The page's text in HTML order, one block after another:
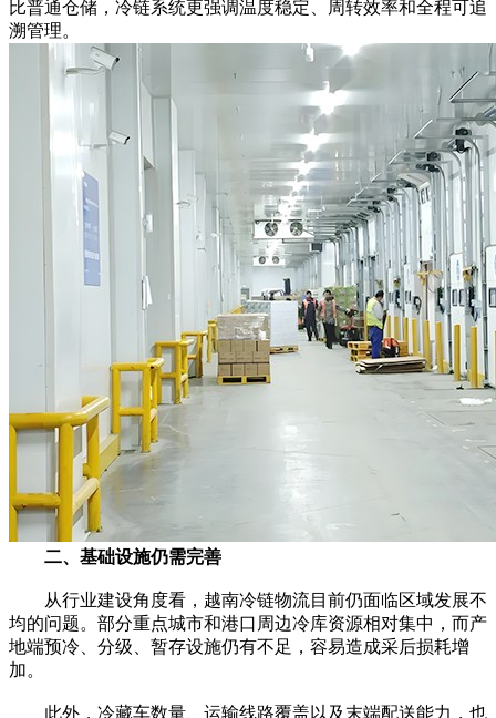
比普通仓储，冷链系统更强调温度稳定、周转效率和全程可追
溯管理。
二、基础设施仍需完善
从行业建设角度看，越南冷链物流目前仍面临区域发展不
均的问题。部分重点城市和港口周边冷库资源相对集中，而产
地端预冷、分级、暂存设施仍有不足，容易造成采后损耗增
加。
此外，冷藏车数量、运输线路覆盖以及末端配送能力，也